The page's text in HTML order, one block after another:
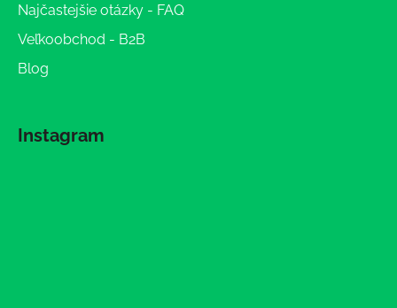
Najčastejšie otázky - FAQ
Veľkoobchod - B2B
Blog
Instagram